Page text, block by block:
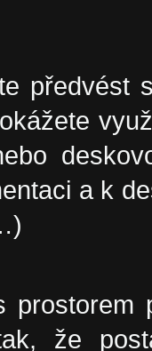
předvést
a k
že